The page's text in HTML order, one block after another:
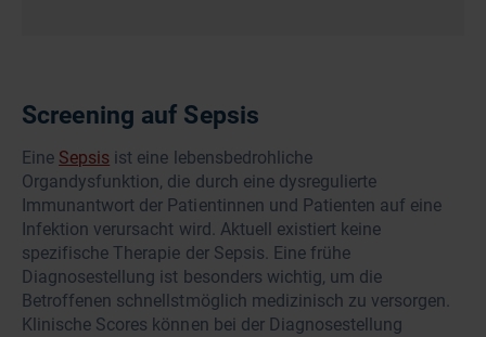
Screening auf Sepsis
Eine Sepsis ist eine lebensbedrohliche
Organdysfunktion, die durch eine dysregulierte
Immunantwort der Patientinnen und Patienten auf eine
Infektion verursacht wird. Aktuell existiert keine
spezifische Therapie der Sepsis. Eine frühe
Diagnosestellung ist besonders wichtig, um die
Betroffenen schnellstmöglich medizinisch zu versorgen.
Klinische Scores können bei der Diagnosestellung